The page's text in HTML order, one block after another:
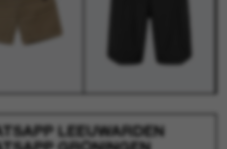
LEEUWARDEN